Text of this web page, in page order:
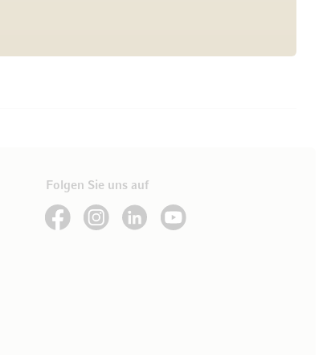
Folgen Sie uns auf
See our FacebookSee our Instagram account
See our LinkedInSee our YouTube channel